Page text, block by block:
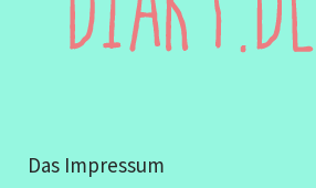
Das Impressum